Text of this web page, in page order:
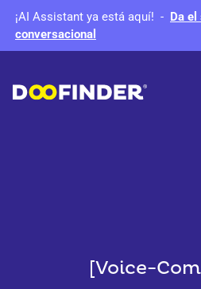
¡AI Assistant ya está aquí! - Da
conversacional
[Voice-